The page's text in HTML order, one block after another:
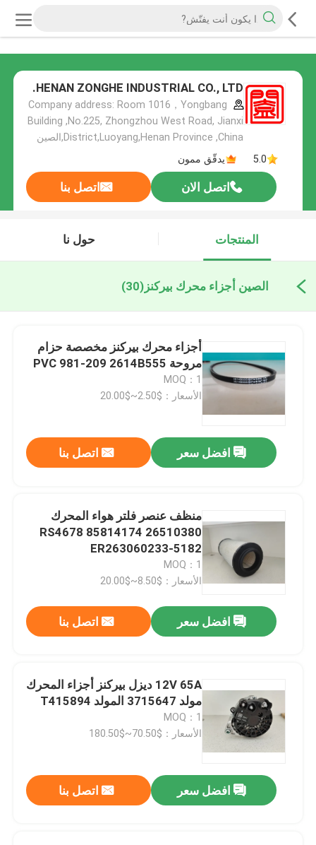
HENAN ZONGHE INDUSTRIAL CO., LTD.
Company address: Room 1016，Yongbang
Building ,No.225, Zhongzhou West Road, Jianxi
District,Luoyang,Henan Province ,China,الصين
5.0
يدقّق ممون
اتصل الان اتصل بنا
المنتجات حول نا
الصين أجزاء محرك بيركنز (30)
أجزاء محرك بيركنز مخصصة حزام
مروحة PVC 981-209 2614B555
MOQ：1
الأسعار：$2.50~$20.00
افضل سعر اتصل بنا
منظف ​​عنصر فلتر هواء المحرك
26510380 85814174 RS4678
ER263060233-5182
MOQ：1
الأسعار：$8.50~$20.00
افضل سعر اتصل بنا
12V 65A ديزل بيركنز أجزاء المحرك
مولد 3715647 المولد T415894
MOQ：1
الأسعار：$70.50~$180.50
افضل سعر اتصل بنا